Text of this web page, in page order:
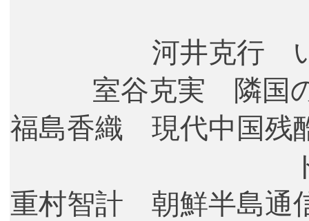
河井克行
室谷克実 隣国
福島香織 現代中国残
重村智計 朝鮮半島通